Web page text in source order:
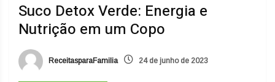
Suco Detox Verde: Energia e
Nutrição em um Copo
ReceitasparaFamilia 24 de junho de 2023